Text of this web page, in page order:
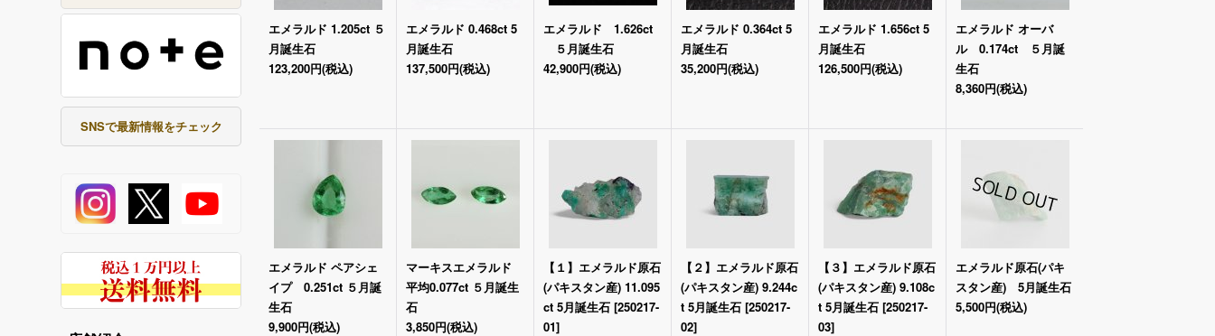
SNSで最新情報をチェック
エメラルド 1.205ct ５
月誕生石
123,200円(税込)
エメラルド 0.468ct 5
月誕生石
137,500円(税込)
エメラルド 1.626ct
５月誕生石
42,900円(税込)
エメラルド 0.364ct 5
月誕生石
35,200円(税込)
エメラルド 1.656ct 5
月誕生石
126,500円(税込)
エメラルド オーバ
ル 0.174ct ５月誕
生石
8,360円(税込)
エメラルド ペアシェ
イプ 0.251ct ５月誕
生石
9,900円(税込)
マーキスエメラルド
平均0.077ct ５月誕生
石
3,850円(税込)
【１】エメラルド原石
(パキスタン産) 11.095
ct 5月誕生石 [250217-
01]
【２】エメラルド原石
(パキスタン産) 9.244c
t 5月誕生石 [250217-
02]
【３】エメラルド原石
(パキスタン産) 9.108c
t 5月誕生石 [250217-
03]
エメラルド原石(パキ
スタン産) 5月誕生石
5,500円(税込)